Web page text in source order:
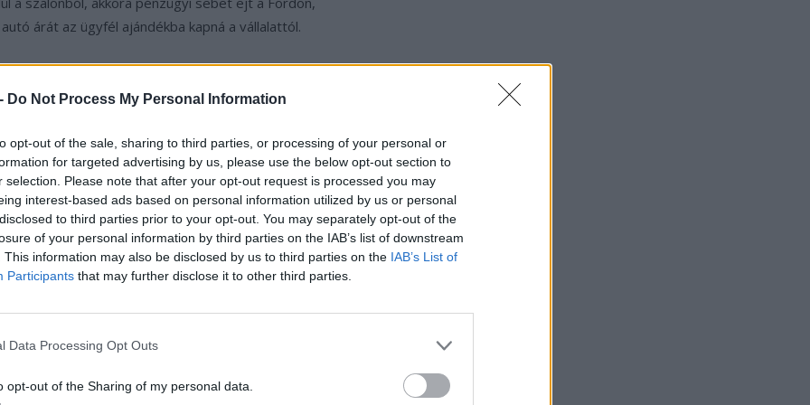
Do Not Process My Personal Information
opt-out of the sale, sharing to third parties, or processing of your personal or
for targeted advertising by us, please use the below opt-out section to
selection. Please note that after your opt-out request is processed you may
interest-based ads based on personal information utilized by us or personal
to third parties prior to your opt-out. You may separately opt-out of the
of your personal information by third parties on the IAB’s list of downstream
This information may also be disclosed by us to third parties on the IAB’s List of
Participants that may further disclose it to other third parties.
Data Processing Opt Outs
opt-out of the Sharing of my personal data.
árát az ügyfél ajándékba kapná a vállalattól.
és a Ford Energy lehet a kiút
az elsődleges cél az első generációs
előkészítik az olcsóbb, nagyobb volumenben
bejelentett Ford Universal EV platformra,
a Ford a léptékből adódó költségelőnyt és
a vállalat bővíti új akkumulátoros
azt jelzi, hogy a stratégia már nem kizárólag a
évre a Ford 4,0 és 4,5 milliárd dollár közötti EBIT-
brutális szám, ám valamivel kedvezőbb a
képest.
által a Model e-hez hasonló üzletágakra közölt